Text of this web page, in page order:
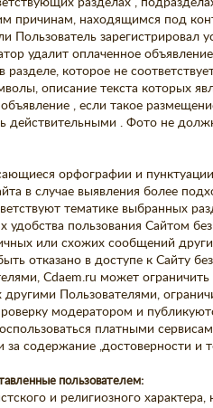
разделах ,
причинам, находящимся под
Пользователь
удалит оплаченное
которое не
описание текста которых
, если такое
. Фото не
орфографии и
в случае выявления более
тематике выбранных
удобства пользования Сайтом
или схожих сообщений
отказано в доступе к Сайту
Cdaem.ru может
Пользователями,
модератором и
платными
за содержание ,достоверности
пользователем:
и религиозного